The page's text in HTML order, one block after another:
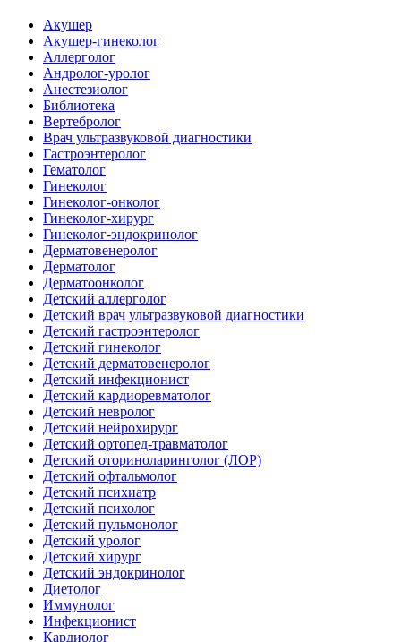
Акушер
Акушер-гинеколог
Аллерголог
Андролог-уролог
Анестезиолог
Библиотека
Вертебролог
Врач ультразвуковой диагностики
Гастроэнтеролог
Гематолог
Гинеколог
Гинеколог-онколог
Гинеколог-хирург
Гинеколог-эндокринолог
Дерматовенеролог
Дерматолог
Дерматоонколог
Детский аллерголог
Детский врач ультразвуковой диагностики
Детский гастроэнтеролог
Детский гинеколог
Детский дерматовенеролог
Детский инфекционист
Детский кардиоревматолог
Детский невролог
Детский нейрохирург
Детский ортопед-травматолог
Детский оториноларинголог (ЛОР)
Детский офтальмолог
Детский психиатр
Детский психолог
Детский пульмонолог
Детский уролог
Детский хирург
Детский эндокринолог
Диетолог
Иммунолог
Инфекционист
Кардиолог